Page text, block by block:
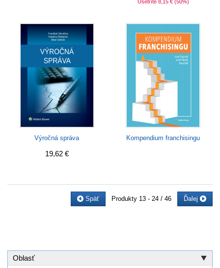
Ušetríte 8,15 €(50%)
Výročná správa
19,62 €
Kompendium franchisingu
Späť Produkty 13 - 24 / 46 Ďalej
Oblasť